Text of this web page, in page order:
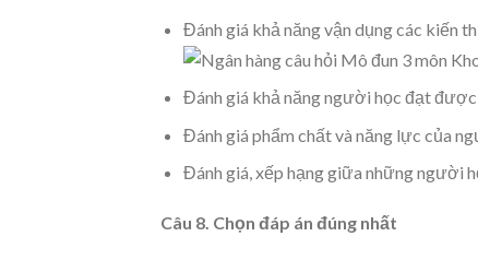
Đánh giá khả năng vận dụng các kiến
Đánh giá khả năng người học đạt
Đánh giá phẩm chất và năng lực của
Đánh giá, xếp hạng giữa những người
Câu 8. Chọn đáp án đúng nhất